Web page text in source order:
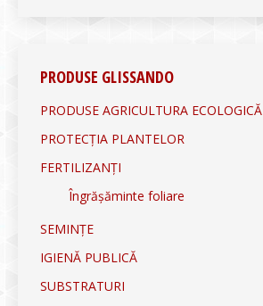
PRODUSE GLISSANDO
PRODUSE AGRICULTURA ECOLOGICĂ
PROTECȚIA PLANTELOR
FERTILIZANȚI
Îngrășăminte foliare
SEMINȚE
IGIENĂ PUBLICĂ
SUBSTRATURI